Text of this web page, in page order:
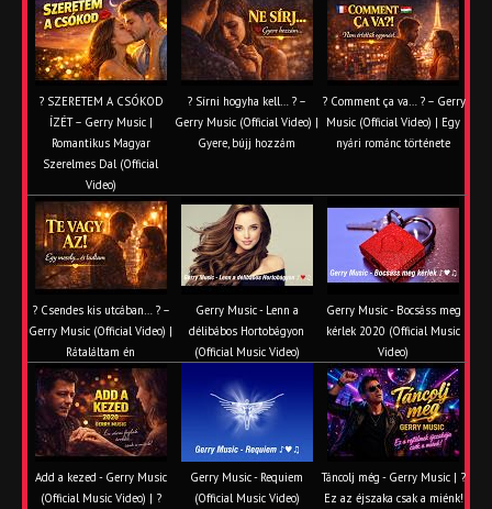
? SZERETEM A CSÓKOD
ÍZÉT – Gerry Music |
Romantikus Magyar
Szerelmes Dal (Official
Video)
? Sírni hogyha kell… ? –
Gerry Music (Official Video) |
Gyere, bújj hozzám
? Comment ça va… ? – Gerry
Music (Official Video) | Egy
nyári románc története
? Csendes kis utcában… ? –
Gerry Music (Official Video) |
Rátaláltam én
Gerry Music - Lenn a
délibábos Hortobágyon
(Official Music Video)
Gerry Music - Bocsáss meg
kérlek 2020 (Official Music
Video)
Add a kezed - Gerry Music
(Official Music Video) | ?
Gerry Music - Requiem
(Official Music Video)
Táncolj még - Gerry Music | ?
Ez az éjszaka csak a miénk!